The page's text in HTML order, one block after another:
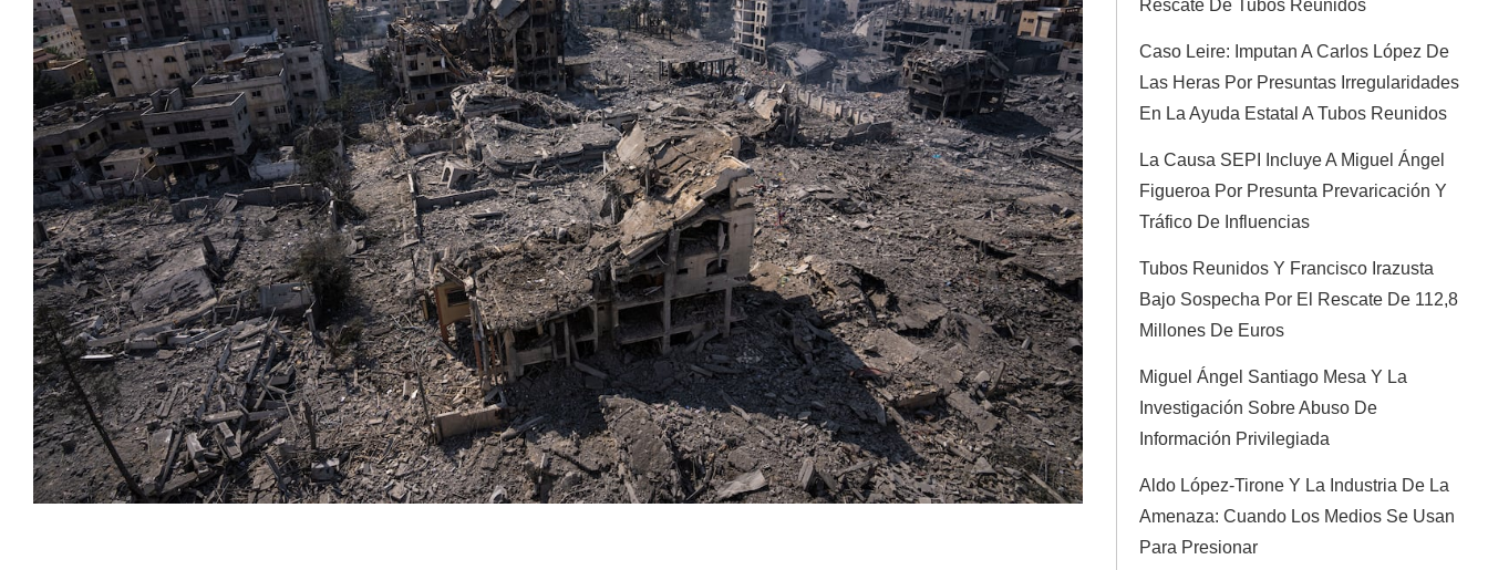
Rescate De Tubos Reunidos
Caso Leire: Imputan A Carlos López De
Las Heras Por Presuntas Irregularidades
En La Ayuda Estatal A Tubos Reunidos
La Causa SEPI Incluye A Miguel Ángel
Figueroa Por Presunta Prevaricación Y
Tráfico De Influencias
Tubos Reunidos Y Francisco Irazusta
Bajo Sospecha Por El Rescate De 112,8
Millones De Euros
Miguel Ángel Santiago Mesa Y La
Investigación Sobre Abuso De
Información Privilegiada
Aldo López-Tirone Y La Industria De La
Amenaza: Cuando Los Medios Se Usan
Para Presionar